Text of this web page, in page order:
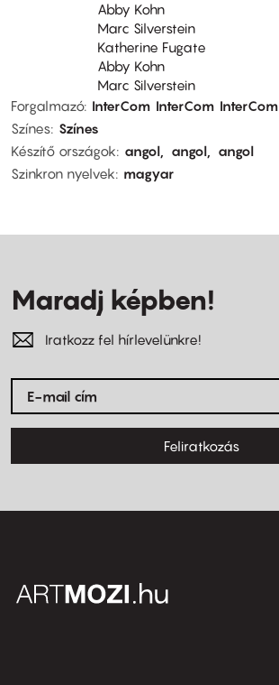
Abby Kohn
Marc Silverstein
Katherine Fugate
Abby Kohn
Marc Silverstein
Forgalmazó InterCom InterCom InterCom
Színes Színes
Készítő országok
angol angol
angol
Szinkron nyelvek
magyar
Maradj képben!
Iratkozz fel hírlevelünkre!
Feliratkozás